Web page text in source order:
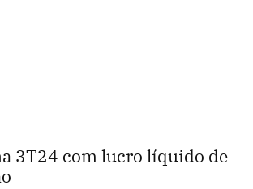
3T24 com lucro líquido de